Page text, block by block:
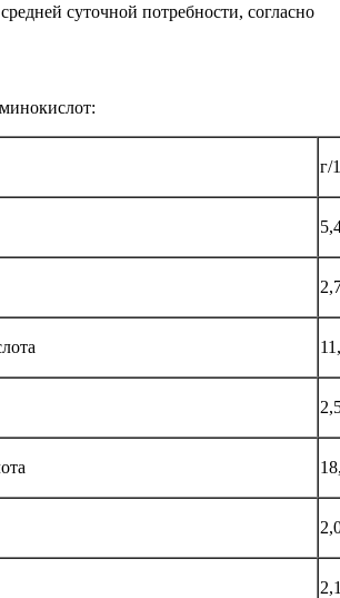
суточной потребности, согласно
г/